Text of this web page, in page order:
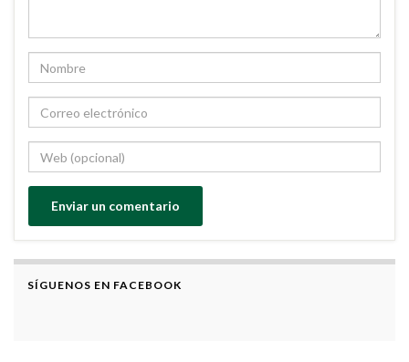
SÍGUENOS EN FACEBOOK